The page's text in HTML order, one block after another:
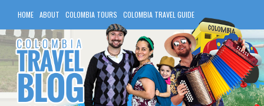
HOME ABOUT COLOMBIA TOURS COLOMBIA TRAVEL GUIDE
COLOMBIA HOTELS